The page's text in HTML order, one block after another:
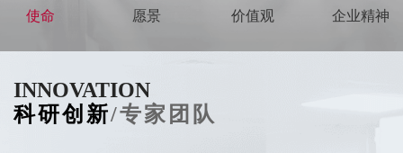
使命 愿景 价值观 企业精神
INNOVATION
科研创新/专家团队
INNOVATION
科研创新/专家团队
INNOVATION
科研创新/专家团队
INNOVATION
科研创新/专家团队
INNOVATION
科研创新/专家团队
INNOVATION
科研创新/专家团队
INNOVATION
科研创新/专家团队